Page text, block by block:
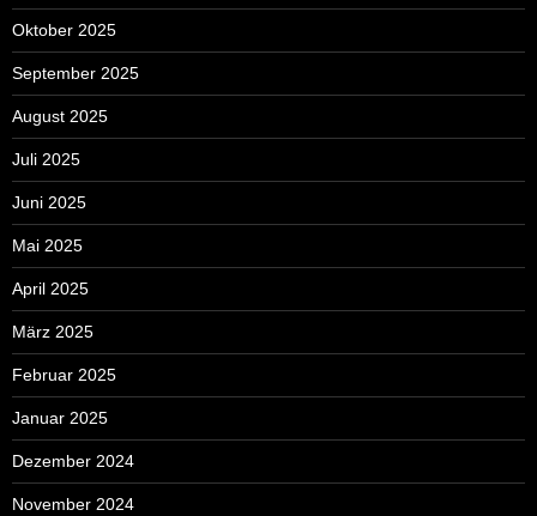
Oktober 2025
September 2025
August 2025
Juli 2025
Juni 2025
Mai 2025
April 2025
März 2025
Februar 2025
Januar 2025
Dezember 2024
November 2024